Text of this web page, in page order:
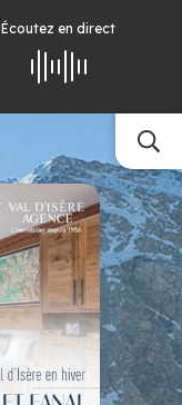
Écoutez en direct